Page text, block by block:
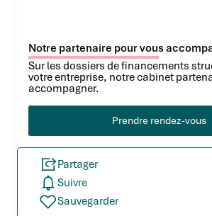
Notre partenaire pour vous
Sur les dossiers de financements
votre entreprise, notre cabinet
accompagner.
Prendre rendez-vous
Partager
Suivre
Sauvegarder